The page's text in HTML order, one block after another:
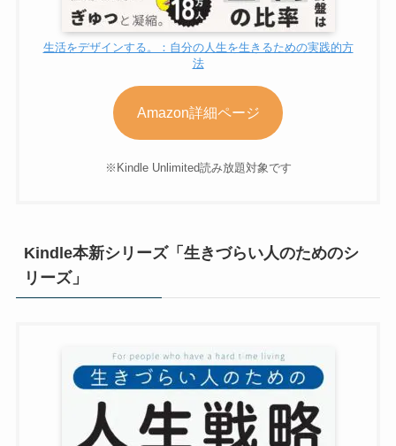
生活をデザインする。：自分の人生を生きるための実践的方
法
Amazon詳細ページ
※Kindle Unlimited読み放題対象です
Kindle本新シリーズ「生きづらい人のためのシ
リーズ」